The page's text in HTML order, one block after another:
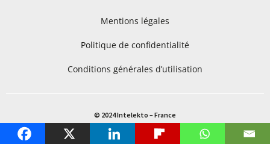
Mentions légales
Politique de confidentialité
Conditions générales d’utilisation
© 2024 Intelekto – France